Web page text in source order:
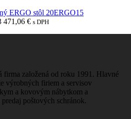
ERGO stôl 20ERGO15
471,06 € s DPH
firma založená od roku 1991. Hlavné
výrobných firiem a servisov
a kovovým nábytkom a
poštových schránok.